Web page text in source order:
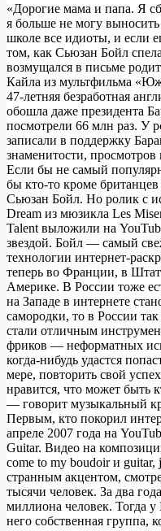
«Дорогие мама и папа. Я
я больше не могу
школе все идиоты, и если
том, как Сьюзан Бойл
возмущался в письме
Кайла из мультфильма
47-летняя безработная
обошла даже президента
посмотрели 66 млн раз. У
записали в поддержку
знаменитости, просмотров
Если бы не самый
бы кто-то кроме
Сьюзан Бойл. Но ролик с
Dream из мюзикла Les
Talent выложили на
звездой. Бойл — самый
технологии интернет-
теперь во Франции, в
Америке. В России тоже
на Западе в интернете
самородки, то в России
стали отличным
фриков — неформатных
когда-нибудь удастся
мере, повторить свой
нравится, что может быть
— говорит музыкальный
Первым, кто покорил
апреле 2007 года на
Guitar. Видео на
come to my boudoir и
странным акцентом,
тысячи человек. За два
миллиона человек. Тогда
него собственная группа,